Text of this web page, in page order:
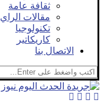
ثقافة عامة
مقالات الراي
تكنولوجيا
كاريكاتير
الاتصال بنا